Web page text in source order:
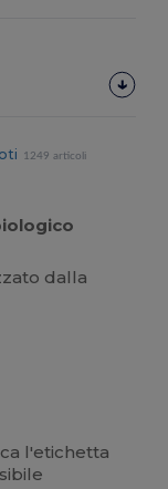
1249 articoli
dalla
l'etichetta